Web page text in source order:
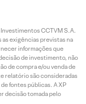
CCTVM S.A.
as exigências previstas na
informações que
de investimento, não
de compra e/ou venda de
relatório são consideradas
fontes públicas. A XP
decisão tomada pelo